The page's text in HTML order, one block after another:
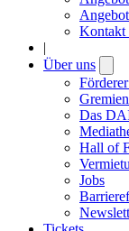
Kontakt
|
Über uns
Gremien
Das
Hall of
Jobs